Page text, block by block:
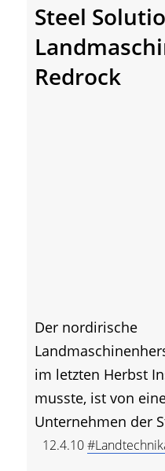
Steel
Redrock
Der nordirische
im letzten Herbst
musste, ist von
Unternehmen der
12.4.10